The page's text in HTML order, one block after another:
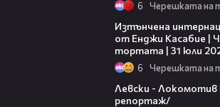
6
Изтънчена
от Енджи Касабие |
тортата | 31 юли
6
Левски - Локомотив
репортаж/